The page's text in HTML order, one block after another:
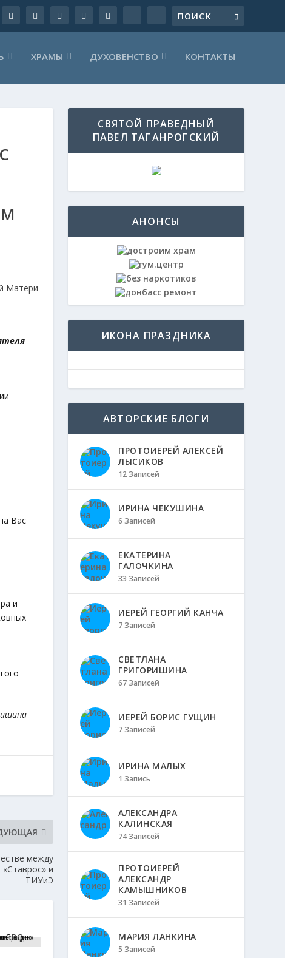
ХРАМЫ ДУХОВЕНСТВО КОНТАКТЫ
Вас
и
между
и
ТИУиЭ
СВЯТОЙ ПРАВЕДНЫЙ
ПАВЕЛ ТАГАНРОГСКИЙ
АНОНСЫ
ИКОНА ПРАЗДНИКА
АВТОРСКИЕ БЛОГИ
ПРОТОИЕРЕЙ АЛЕКСЕЙ
ЛЫСИКОВ
12 Записей
ИРИНА ЧЕКУШИНА
6 Записей
ЕКАТЕРИНА
ГАЛОЧКИНА
33 Записей
ИЕРЕЙ ГЕОРГИЙ КАНЧА
7 Записей
СВЕТЛАНА
ГРИГОРИШИНА
67 Записей
ИЕРЕЙ БОРИС ГУЩИН
7 Записей
ИРИНА МАЛЫХ
1 Запись
АЛЕКСАНДРА
КАЛИНСКАЯ
74 Записей
ПРОТОИЕРЕЙ
АЛЕКСАНДР
КАМЫШНИКОВ
31 Записей
МАРИЯ ЛАНКИНА
5 Записей